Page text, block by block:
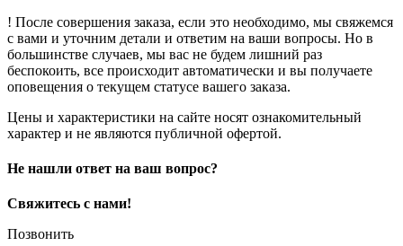
! После совершения заказа, если это необходимо, мы свяжемся
с вами и уточним детали и ответим на ваши вопросы. Но в
большинстве случаев, мы вас не будем лишний раз
беспокоить, все происходит автоматически и вы получаете
оповещения о текущем статусе вашего заказа.
Цены и характеристики на сайте носят ознакомительный
характер и не являются публичной офертой.
Не нашли ответ на ваш вопрос?
Свяжитесь с нами!
Позвонить